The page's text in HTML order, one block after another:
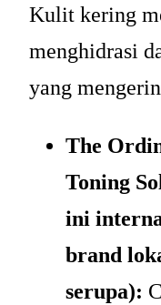
Kulit kering
menghidrasi
yang
The
Toning
ini
brand
serupa):